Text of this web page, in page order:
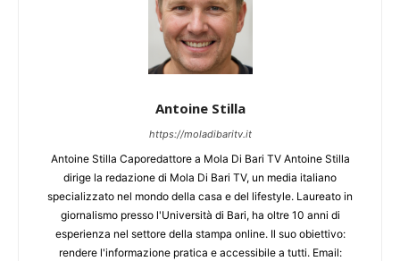
Antoine Stilla
https://moladibaritv.it
Antoine Stilla Caporedattore a Mola Di Bari TV Antoine Stilla
dirige la redazione di Mola Di Bari TV, un media italiano
specializzato nel mondo della casa e del lifestyle. Laureato in
giornalismo presso l'Università di Bari, ha oltre 10 anni di
esperienza nel settore della stampa online. Il suo obiettivo:
rendere l'informazione pratica e accessibile a tutti. Email: